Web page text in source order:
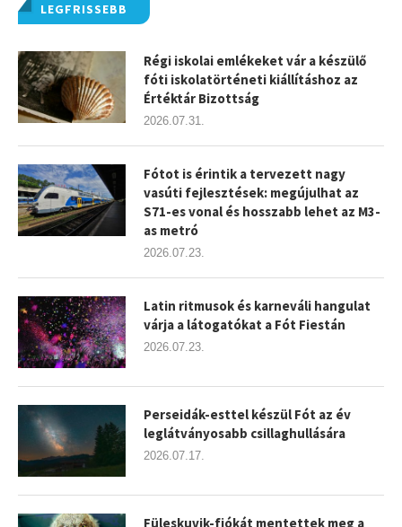
LEGFRISSEBB
Régi iskolai emlékeket vár a készülő
fóti iskolatörténeti kiállításhoz az
Értéktár Bizottság
2026.07.31.
Fótot is érintik a tervezett nagy
vasúti fejlesztések: megújulhat az
S71-es vonal és hosszabb lehet az M3-
as metró
2026.07.23.
Latin ritmusok és karneváli hangulat
várja a látogatókat a Fót Fiestán
2026.07.23.
Perseidák-esttel készül Fót az év
leglátványosabb csillaghullására
2026.07.17.
Füleskuvik-fiókát mentettek meg a